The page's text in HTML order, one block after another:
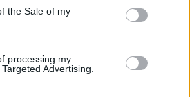
the Sale of my
processing my
Advertising.